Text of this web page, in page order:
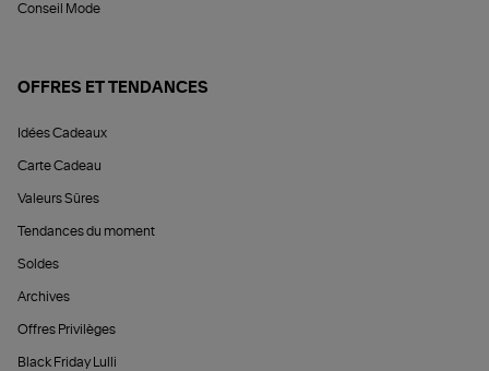
Conseil Mode
OFFRES ET TENDANCES
Idées Cadeaux
Carte Cadeau
Valeurs Sûres
Tendances du moment
Soldes
Archives
Offres Privilèges
Black Friday Lulli